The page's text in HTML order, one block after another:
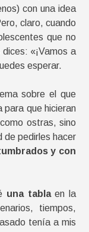
con una idea
claro, cuando
que no
«¡Vamos a
esperar.
sobre el que
para que hicieran
ostras, sino
de pedirles hacer
y con
una tablaen la
tiempos,
tenía a mis